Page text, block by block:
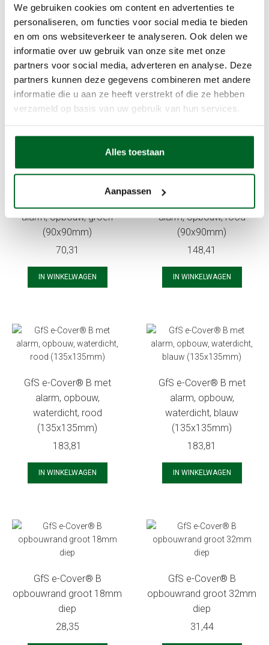
We gebruiken cookies om content en advertenties te
personaliseren, om functies voor social media te bieden
en om ons websiteverkeer te analyseren. Ook delen we
informatie over uw gebruik van onze site met onze
partners voor social media, adverteren en analyse. Deze
partners kunnen deze gegevens combineren met andere
informatie die u aan ze heeft verstrekt of die ze hebben
verzameld op basis van uw gebruik van hun services.
Alles toestaan
Aanpassen
Omschrijving
GfS e-Cover® B met alarm, opbouw model, rood
(135x135mm)
Gerelateerde producten
alarm, opbouw, groen
(90x90mm)
70,31
IN WINKELWAGEN
alarm, opbouw, rood
(90x90mm)
148,41
IN WINKELWAGEN
GfS e-Cover® B met
alarm, opbouw,
waterdicht, rood
(135x135mm)
183,81
IN WINKELWAGEN
GfS e-Cover® B met
alarm, opbouw,
waterdicht, blauw
(135x135mm)
183,81
IN WINKELWAGEN
GfS e-Cover® B
opbouwrand groot 18mm
diep
28,35
GfS e-Cover® B
opbouwrand groot 32mm
diep
31,44